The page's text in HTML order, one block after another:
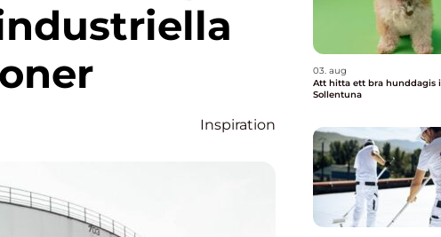
Inspiration
03. aug
Att hitta ett bra hunddagis i
Sollentuna